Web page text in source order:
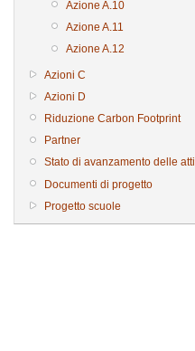
Azione A.10
Azione A.11
Azione A.12
Azioni C
Azioni D
Riduzione Carbon Footprint
Partner
Stato di avanzamento delle
Documenti di progetto
Progetto scuole